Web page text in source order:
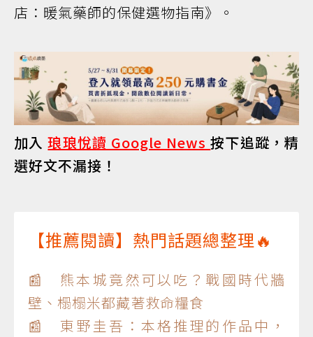
店：暖氣藥師的保健選物指南》。
加入琅琅悅讀 Google News按下追蹤，精
選好文不漏接！
【推薦閱讀】熱門話題總整理🔥
📰 熊本城竟然可以吃？戰國時代牆
壁、榻榻米都藏著救命糧食
📰 東野圭吾：本格推理的作品中，